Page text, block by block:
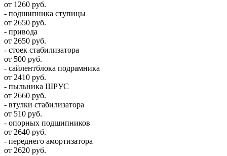
от 1260 руб.
- подшипника ступицы
от 2650 руб.
- привода
от 2650 руб.
- стоек стабилизатора
от 500 руб.
- сайлентблока подрамника
от 2410 руб.
- пыльника ШРУС
от 2660 руб.
- втулки стабилизатора
от 510 руб.
- опорных подшипников
от 2640 руб.
- переднего амортизатора
от 2620 руб.